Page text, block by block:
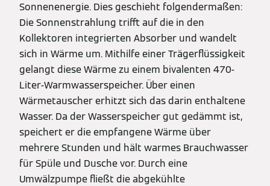
Sonnenenergie. Dies geschieht folgendermaßen:
Die Sonnenstrahlung trifft auf die in den
Kollektoren integrierten Absorber und wandelt
sich in Wärme um. Mithilfe einer Trägerflüssigkeit
gelangt diese Wärme zu einem bivalenten 470-
Liter-Warmwasserspeicher. Über einen
Wärmetauscher erhitzt sich das darin enthaltene
Wasser. Da der Wasserspeicher gut gedämmt ist,
speichert er die empfangene Wärme über
mehrere Stunden und hält warmes Brauchwasser
für Spüle und Dusche vor. Durch eine
Umwälzpumpe fließt die abgekühlte